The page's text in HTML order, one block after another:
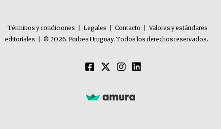
Términos y condiciones Legales Contacto
Valores y estándares
editoriales
© 2026. Forbes Uruguay. Todos los derechos reservados.